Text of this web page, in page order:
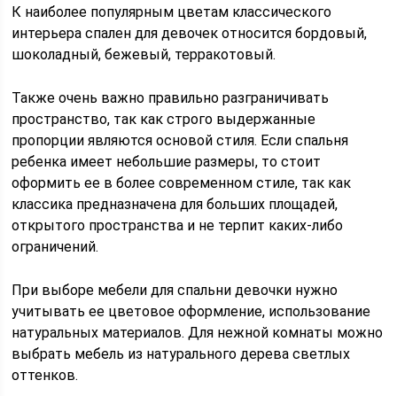
К наиболее популярным цветам классического
интерьера спален для девочек относится бордовый,
шоколадный, бежевый, терракотовый.
Также очень важно правильно разграничивать
пространство, так как строго выдержанные
пропорции являются основой стиля. Если спальня
ребенка имеет небольшие размеры, то стоит
оформить ее в более современном стиле, так как
классика предназначена для больших площадей,
открытого пространства и не терпит каких-либо
ограничений.
При выборе мебели для спальни девочки нужно
учитывать ее цветовое оформление, использование
натуральных материалов. Для нежной комнаты можно
выбрать мебель из натурального дерева светлых
оттенков.